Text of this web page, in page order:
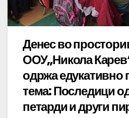
Денес во
ООУ„Никола
одржа едукативно
тема: Последици
петарди и други